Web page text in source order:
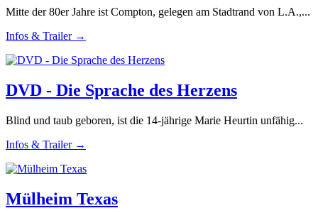
Mitte der 80er Jahre ist Compton, gelegen am Stadtrand von L.A.,...
Infos & Trailer →
DVD - Die Sprache des Herzens
Blind und taub geboren, ist die 14-jährige Marie Heurtin unfähig...
Infos & Trailer →
Mülheim Texas